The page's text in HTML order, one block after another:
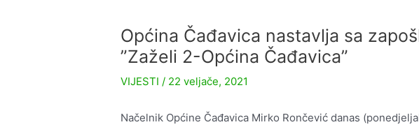
Općina Čađavica nastavlja sa
”Zaželi 2-Općina Čađavica”
VIJESTI / 22 veljače, 2021
Načelnik Općine Čađavica Mirko Rončević danas